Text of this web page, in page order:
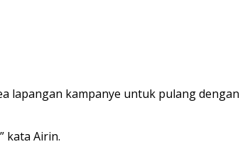
lapangan kampanye untuk pulang dengan
kata Airin.